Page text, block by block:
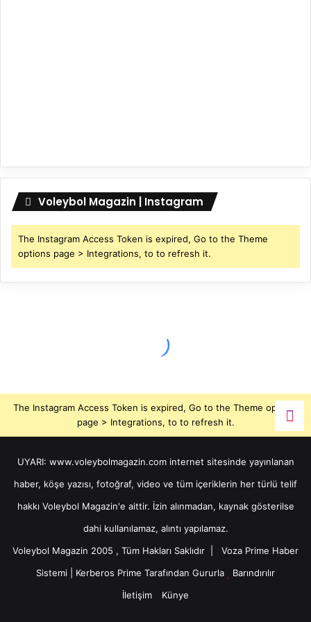
Voleybol Magazin | Instagram
The Instagram Access Token is expired, Go to the Theme
options page > Integrations, to to refresh it.
The Instagram Access Token is expired, Go to the Theme options
page > Integrations, to to refresh it.
UYARI: www.voleybolmagazin.com internet sitesinde yayınlanan
haber, köşe yazısı, fotoğraf, video ve tüm içeriklerin her türlü telif
hakkı Voleybol Magazin'e aittir. İzin alınmadan, kaynak gösterilse
dahi kullanılamaz, alıntı yapılamaz.
Voleybol Magazin 2005 , Tüm Hakları Saklıdır | Voza Prime Haber
Sistemi
Kerberos Prime Tarafından Gururla
Barındırılır
İletişim
Künye